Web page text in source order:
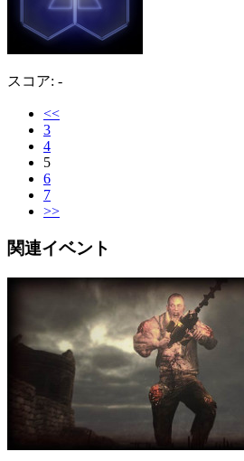
スコア: -
<<
3
4
5
6
7
>>
関連イベント